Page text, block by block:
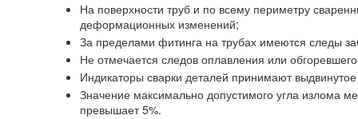
На поверхности труб и по всему периметру
деформационных изменений;
За пределами фитинга на трубах имеются следы
Не отмечается следов оплавления или
Индикаторы сварки деталей принимают
Значение максимально допустимого угла излома
превышает 5%.